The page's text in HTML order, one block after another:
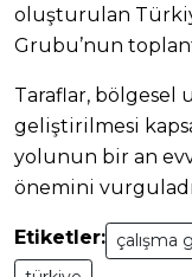
oluşturulan
Grubu’nun
Taraflar, bölgesel
geliştirilmesi
yolunun bir an
önemini
Etiketler: çalışma